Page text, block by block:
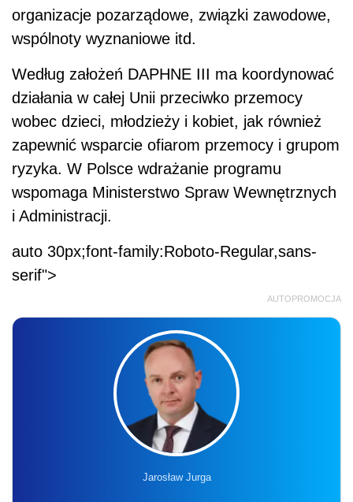
organizacje pozarządowe, związki zawodowe,
wspólnoty wyznaniowe itd.
Według założeń DAPHNE III ma koordynować
działania w całej Unii przeciwko przemocy
wobec dzieci, młodzieży i kobiet, jak również
zapewnić wsparcie ofiarom przemocy i grupom
ryzyka. W Polsce wdrażanie programu
wspomaga Ministerstwo Spraw Wewnętrznych
i Administracji.
auto 30px;font-family:Roboto-Regular,sans-
serif">
AUTOPROMOCJA
Jarosław Jurga